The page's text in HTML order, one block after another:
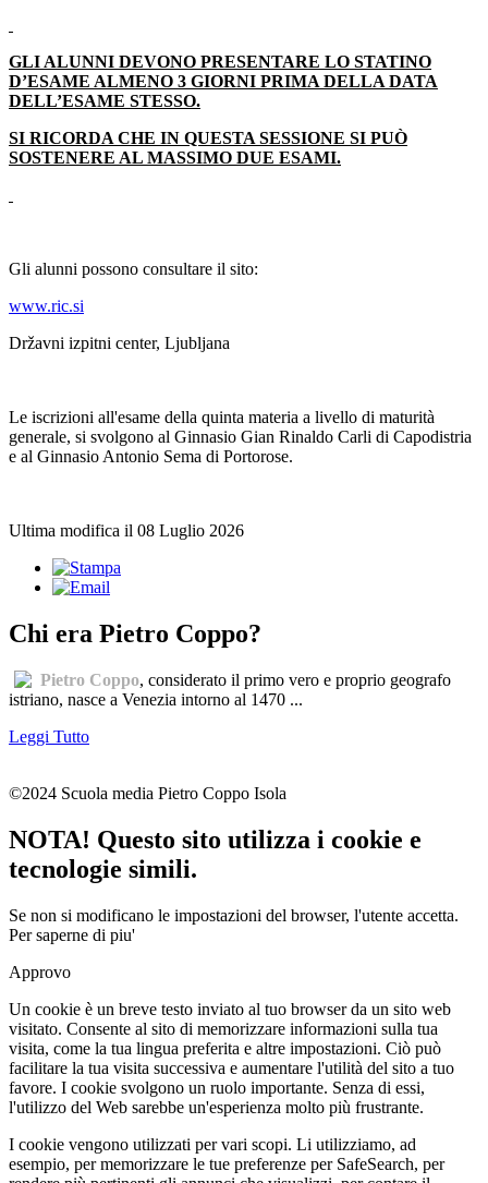
GLI ALUNNI DEVONO PRESENTARE LO STATINO
D’ESAME ALMENO 3 GIORNI PRIMA DELLA DATA
DELL’ESAME STESSO.
SI RICORDA CHE IN QUESTA SESSIONE SI PUÒ
SOSTENERE AL MASSIMO DUE ESAMI.
Gli alunni possono consultare il sito:
www.ric.si
Državni izpitni center, Ljubljana
Le iscrizioni all'esame della quinta materia a livello di maturità
generale, si svolgono al Ginnasio Gian Rinaldo Carli di Capodistria
e al Ginnasio Antonio Sema di Portorose.
Ultima modifica il 08 Luglio 2026
Chi era Pietro Coppo?
Pietro Coppo, considerato il primo vero e proprio geografo
istriano, nasce a Venezia intorno al 1470 ...
Leggi Tutto
©2024 Scuola media Pietro Coppo Isola
NOTA! Questo sito utilizza i cookie e
tecnologie simili.
Se non si modificano le impostazioni del browser, l'utente accetta.
Per saperne di piu'
Approvo
Un cookie è un breve testo inviato al tuo browser da un sito web
visitato. Consente al sito di memorizzare informazioni sulla tua
visita, come la tua lingua preferita e altre impostazioni. Ciò può
facilitare la tua visita successiva e aumentare l'utilità del sito a tuo
favore. I cookie svolgono un ruolo importante. Senza di essi,
l'utilizzo del Web sarebbe un'esperienza molto più frustrante.
I cookie vengono utilizzati per vari scopi. Li utilizziamo, ad
esempio, per memorizzare le tue preferenze per SafeSearch, per